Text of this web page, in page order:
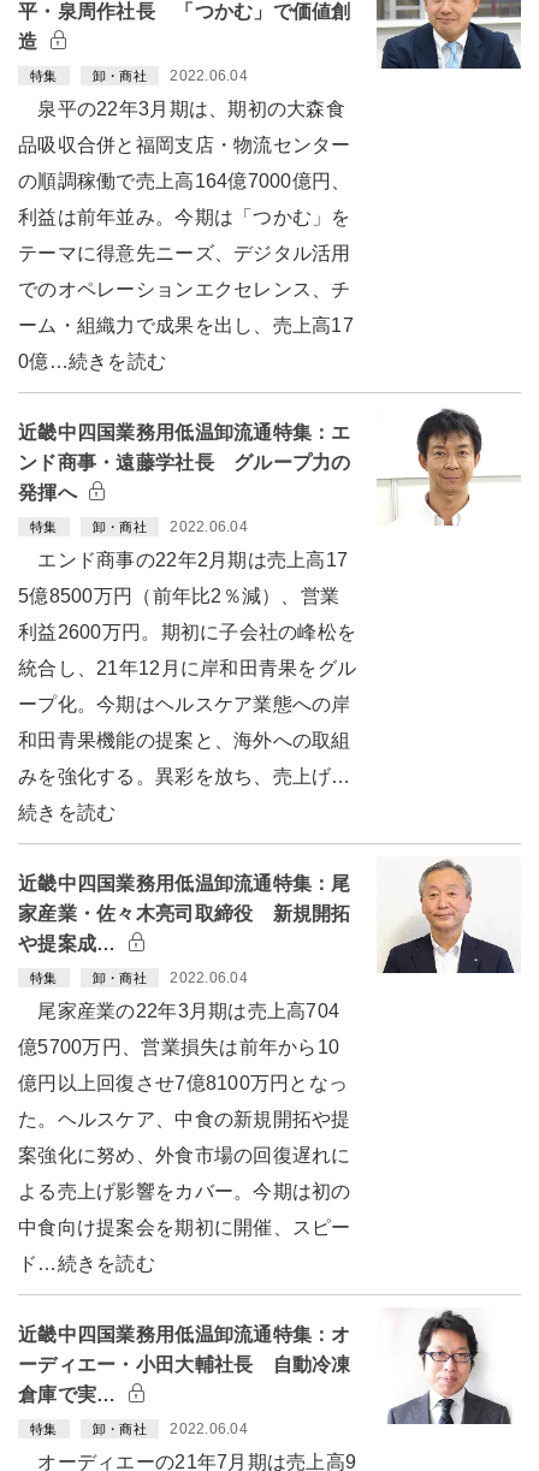
平・泉周作社長 「つかむ」で価値創
造
特集 卸・商社 2022.06.04
泉平の22年3月期は、期初の大森食
品吸収合併と福岡支店・物流センター
の順調稼働で売上高164億7000億円、
利益は前年並み。今期は「つかむ」を
テーマに得意先ニーズ、デジタル活用
でのオペレーションエクセレンス、チ
ーム・組織力で成果を出し、売上高17
0億…続きを読む
近畿中四国業務用低温卸流通特集：エ
ンド商事・遠藤学社長 グループ力の
発揮へ
特集 卸・商社 2022.06.04
エンド商事の22年2月期は売上高17
5億8500万円（前年比2％減）、営業
利益2600万円。期初に子会社の峰松を
統合し、21年12月に岸和田青果をグル
ープ化。今期はヘルスケア業態への岸
和田青果機能の提案と、海外への取組
みを強化する。異彩を放ち、売上げ…
続きを読む
近畿中四国業務用低温卸流通特集：尾
家産業・佐々木亮司取締役 新規開拓
や提案成…
特集 卸・商社 2022.06.04
尾家産業の22年3月期は売上高704
億5700万円、営業損失は前年から10
億円以上回復させ7億8100万円となっ
た。ヘルスケア、中食の新規開拓や提
案強化に努め、外食市場の回復遅れに
よる売上げ影響をカバー。今期は初の
中食向け提案会を期初に開催、スピー
ド…続きを読む
近畿中四国業務用低温卸流通特集：オ
ーディエー・小田大輔社長 自動冷凍
倉庫で実…
特集 卸・商社 2022.06.04
オーディエーの21年7月期は売上高9